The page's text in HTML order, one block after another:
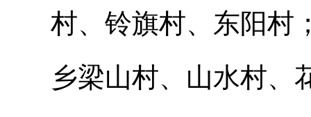
村、铃旗村、东阳村
乡梁山村、山水村、